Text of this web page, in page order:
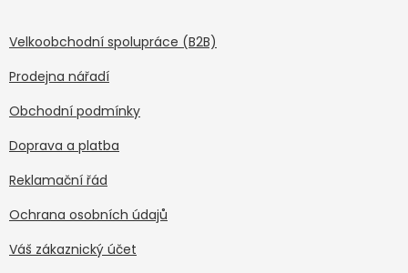
Velkoobchodní spolupráce (B2B)
Prodejna nářadí
Obchodní podmínky
Doprava a platba
Reklamační řád
Ochrana osobních údajů
Váš zákaznický účet